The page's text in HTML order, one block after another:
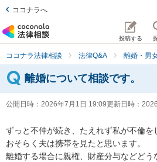
ココナラへ
投稿する
ココナラ法律相談 法律Q&A 離婚・男
離婚について相談です。
公開日時： 2026年7月1日 19:09更新日時：
ずっと不仲が続き、たえれず私が不倫を
おそらく夫は携帯を見たと思います。
離婚する場合に親権、財産分与などどう